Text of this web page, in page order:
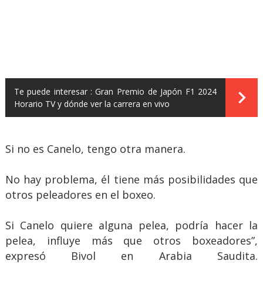
Te puede interesar : Gran Premio de Japón F1 2024
Horario TV y dónde ver la carrera en vivo
Si no es Canelo, tengo otra manera.
No hay problema, él tiene más posibilidades que
otros peleadores en el boxeo.
Si Canelo quiere alguna pelea, podría hacer la
pelea, influye más que otros boxeadores”,
expresó Bivol en Arabia Saudita.